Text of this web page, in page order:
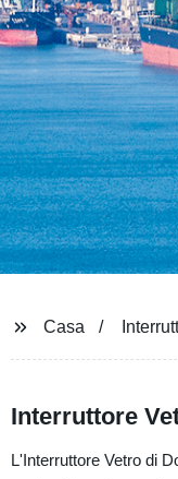
Casa
Interruttore
L'Interruttore Vetro di